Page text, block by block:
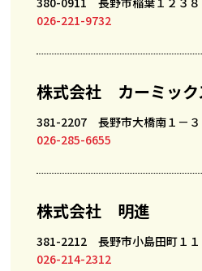
026-221-9732
株式会社 カーミック
381-2207 長野市大橋南１－３
026-285-6655
株式会社 明進
381-2212 長野市小島田町１１
026-214-2312